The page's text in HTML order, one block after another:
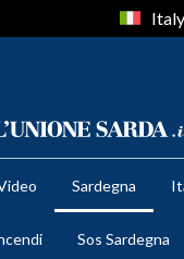
Italy
Sardegna
Sos Sardegna